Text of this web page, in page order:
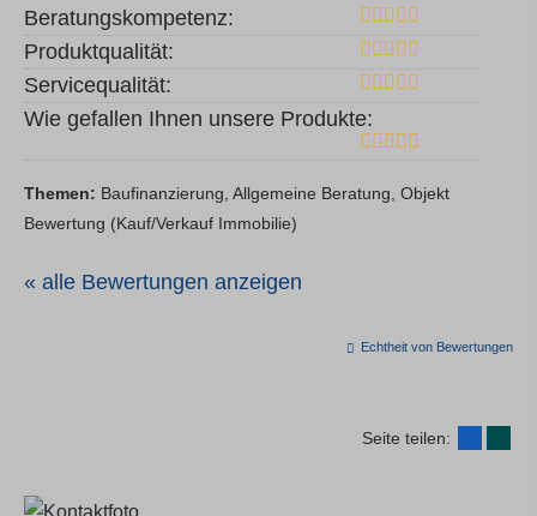
Beratungskompetenz:
Produktqualität:
Servicequalität:
Wie gefallen Ihnen unsere Produkte:
Themen: Baufinanzierung, Allgemeine Beratung, Objekt
Bewertung (Kauf/Verkauf Immobilie)
« alle Bewertungen anzeigen
Echtheit von Bewertungen
Seite teilen: